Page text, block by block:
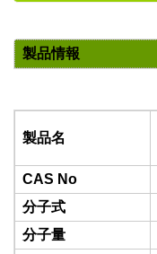
製品情報
製品名
CAS No
分子式
分子量